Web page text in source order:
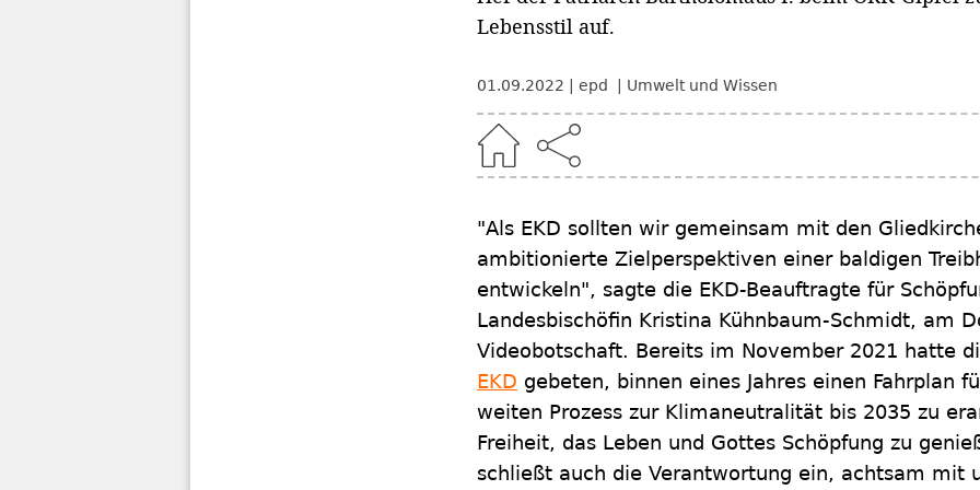
Lebensstil auf.
01.09.2022 epd Umwelt und Wissen
"Als EKD sollten wir gemeinsam mit den
ambitionierte Zielperspektiven einer baldigen
entwickeln", sagte die EKD-Beauftragte für
Landesbischöfin Kristina Kühnbaum-Schmidt, am
Videobotschaft. Bereits im November 2021 hatte
EKD gebeten, binnen eines Jahres einen Fahrplan
weiten Prozess zur Klimaneutralität bis 2035 zu
Freiheit, das Leben und Gottes Schöpfung zu
schließt auch die Verantwortung ein, achtsam mit